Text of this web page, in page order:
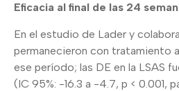
Eficacia al final de las 24
En el estudio de Lader y
permanecieron con tratamiento
ese período; las DE en la LSAS
(IC 95%: -16.3 a -4.7, p < 0.001,